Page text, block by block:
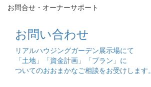
お問合せ・オーナーサポート
お問い合わせ
リアルハウジングガーデン展示場にて
「土地」「資金計画」「プラン」に
ついてのおおまかなご相談をお受けします。